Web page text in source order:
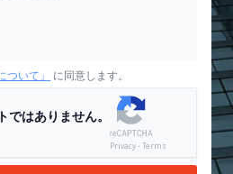
ついて」 に同意します。
ではありません。
Privacy - Terms